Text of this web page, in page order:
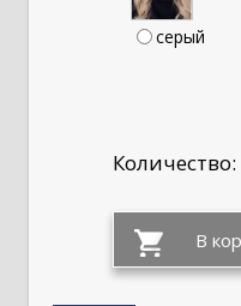
серый
Количество: